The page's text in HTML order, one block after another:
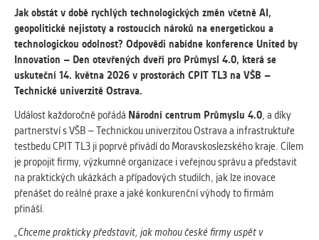
Slouží pro získávání anonymizovaných
statistických údajů, které nám pomáhají
vylepšovat naše aplikace. Zpravidla jde o
cookies systémů třetích stran, které k
těmto účelům využíváme.
MARKETINGOVÉ
Využívané za účelem zobrazení
správných nabídek a cílení obsahu podle
Vašich preferencí. Zpravidla jde o
cookies systémů třetích stran, které nám
s analýzou uživatelského chování
pomáhají.
Jak obstát v době rychlých technologických změn včetně AI,
geopolitické nejistoty a rostoucích nároků na energetickou a
technologickou odolnost? Odpovědi nabídne konference United by
Innovation – Den otevřených dveří pro Průmysl 4.0, která se
uskuteční 14. května 2026 v prostorách CPIT TL3 na VŠB –
Technické univerzitě Ostrava.
Událost každoročně pořádá Národní centrum Průmyslu 4.0, a díky
partnerství s VŠB – Technickou univerzitou Ostrava a infrastruktuře
testbedu CPIT TL3 ji poprvé přivádí do Moravskoslezského kraje. Cílem
je propojit firmy, výzkumné organizace i veřejnou správu a představit
na praktických ukázkách a případových studiích, jak lze inovace
přenášet do reálné praxe a jaké konkurenční výhody to firmám
přináší.
„Chceme prakticky představit, jak mohou české firmy uspět v